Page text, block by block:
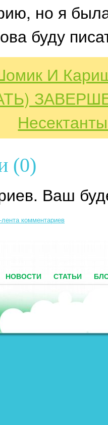
но я
буду
И
(0)
Ваш
комментариев
НОВОСТИ СТАТЬИ